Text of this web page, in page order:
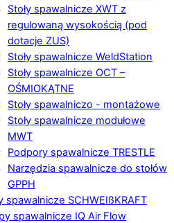
Stoły spawalnicze XWT z
regulowaną wysokością (pod
dotacje ZUS)
Stoły spawalnicze WeldStation
Stoły spawalnicze OCT –
OŚMIOKĄTNE
Stoły spawalniczo - montażowe
Stoły spawalnicze modułowe
MWT
Podpory spawalnicze TRESTLE
Narzędzia spawalnicze do stołów
GPPH
spawalnicze SCHWEIßKRAFT
spawalnicze IQ Air Flow